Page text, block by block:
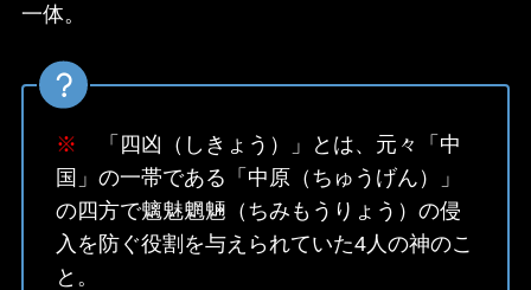
一体。
※ 「四凶（しきょう）」とは、元々「中
国」の一帯である「中原（ちゅうげん）」
の四方で魑魅魍魎（ちみもうりょう）の侵
入を防ぐ役割を与えられていた4人の神のこ
と。